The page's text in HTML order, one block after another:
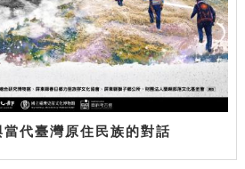
代臺灣原住民族的對話